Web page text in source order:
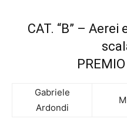
CAT. “B” –
Gabriele
Ardondi